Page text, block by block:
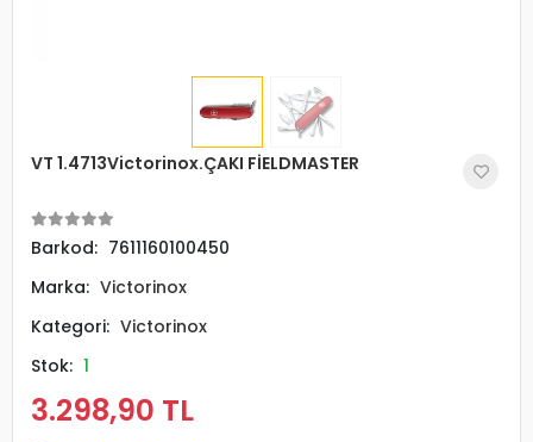
VT 1.4713Victorinox.ÇAKI FİELDMASTER
Barkod: 7611160100450
Marka: Victorinox
Kategori: Victorinox
Stok: 1
3.298,90 TL